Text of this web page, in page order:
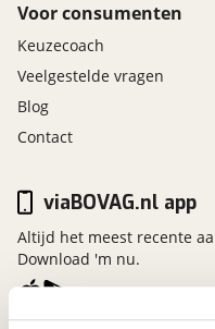
Voor consumenten
Keuzecoach
Veelgestelde vragen
Blog
Contact
viaBOVAG.nl app
Altijd het meest recente
Download 'm nu.